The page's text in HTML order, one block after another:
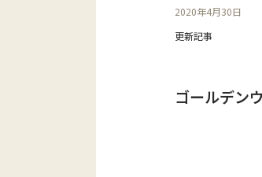
2020年4月30日
更新記事
ゴールデン